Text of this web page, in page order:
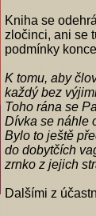
Kniha se
zločinci, ani se
podmínky
K tomu, aby
každý bez
Toho rána se
Dívka se náhle
Bylo to ještě
do dobytčích
zrnko z jejich
Dalšími z